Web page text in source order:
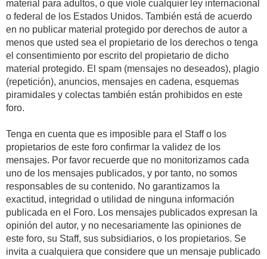
material para adultos, o que viole cualquier ley internacional
o federal de los Estados Unidos. También está de acuerdo
en no publicar material protegido por derechos de autor a
menos que usted sea el propietario de los derechos o tenga
el consentimiento por escrito del propietario de dicho
material protegido. El spam (mensajes no deseados), plagio
(repetición), anuncios, mensajes en cadena, esquemas
piramidales y colectas también están prohibidos en este
foro.
Tenga en cuenta que es imposible para el Staff o los
propietarios de este foro confirmar la validez de los
mensajes. Por favor recuerde que no monitorizamos cada
uno de los mensajes publicados, y por tanto, no somos
responsables de su contenido. No garantizamos la
exactitud, integridad o utilidad de ninguna información
publicada en el Foro. Los mensajes publicados expresan la
opinión del autor, y no necesariamente las opiniones de
este foro, su Staff, sus subsidiarios, o los propietarios. Se
invita a cualquiera que considere que un mensaje publicado